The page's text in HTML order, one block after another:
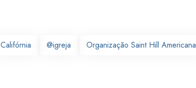
Califórnia @igreja Organização Saint Hill Americana